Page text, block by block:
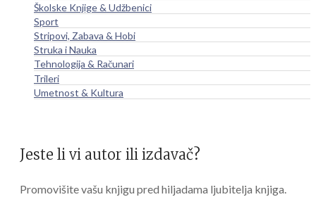
Školske Knjige & Udžbenici
Sport
Stripovi, Zabava & Hobi
Struka i Nauka
Tehnologija & Računari
Trileri
Umetnost & Kultura
Jeste li vi autor ili izdavač?
Promovišite vašu knjigu pred hiljadama ljubitelja knjiga.